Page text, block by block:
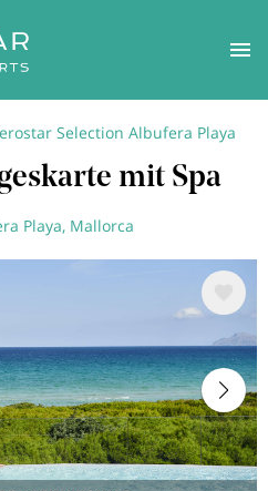
Selection Albufera Playa
mit Spa
Playa, Mallorca